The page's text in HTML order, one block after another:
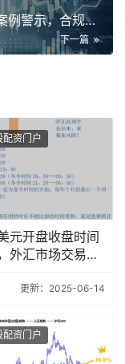
中国证券基金会官网：私募基金违规案例警示，合规不容忽视
下一篇
资门户
元开盘收盘时间
外汇市场交易时
更新：2025-06-14
资门户